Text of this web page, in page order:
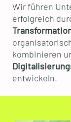
Wir führen
erfolgreich
kombinieren
entwickeln.